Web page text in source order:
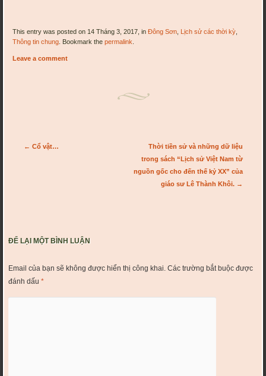
This entry was posted on 14 Tháng 3, 2017, inĐông Sơn Lịch sử các thời kỳ
Thông tin chung . Bookmark thepermalink
Leave a comment
Post navigation
← Cổ vật…
Thời tiền sử và những dữ liệu
trong sách “Lịch sử Việt Nam từ
nguồn gốc cho đến thế kỷ XX” của
giáo sư Lê Thành Khôi. →
ĐỂ LẠI MỘT BÌNH LUẬN
Email của bạn sẽ không được hiển thị công khai. Các trường bắt buộc được
đánh dấu *